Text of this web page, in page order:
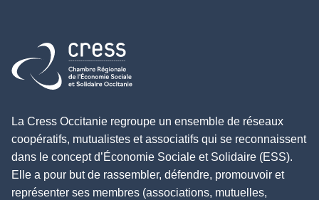
Retour à l'accueil
La Cress Occitanie regroupe un ensemble de réseaux
coopératifs, mutualistes et associatifs qui se reconnaissent
dans le concept d’Économie Sociale et Solidaire (ESS).
Elle a pour but de rassembler, défendre, promouvoir et
représenter ses membres (associations, mutuelles,